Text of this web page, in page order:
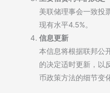
美联储理事会一致投
现有水平4.5%。
信息更新
本信息将根据联邦公
的决定适时更新，以
币政策方法的细节变化